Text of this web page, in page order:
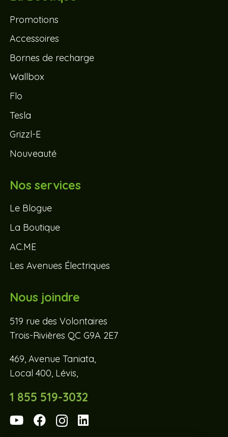
Promotions
Accessoires
Bornes de recharge
Wallbox
Flo
Tesla
Grizzl-E
Nouveauté
Nos services
Le Blogue
La Boutique
AC.ME
Les Avenues Électriques
Nous joindre
519 rue des Volontaires
Trois-Rivières QC G9A 2E7
469, Avenue Taniata,
Local 400, Lévis,
1 855 519-3032